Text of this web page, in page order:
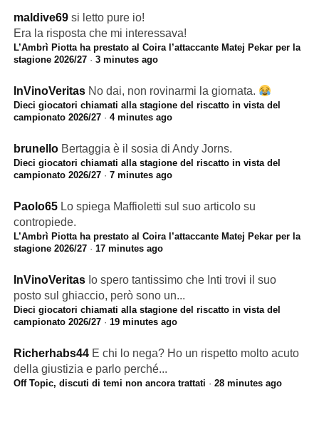
maldive69 si letto pure io!
Era la risposta che mi interessava!
L’Ambrì Piotta ha prestato al Coira l’attaccante Matej Pekar per la
stagione 2026/27· 3 minutes ago
InVinoVeritas No dai, non rovinarmi la giornata.
Dieci giocatori chiamati alla stagione del riscatto in vista del
campionato 2026/27· 4 minutes ago
brunello Bertaggia è il sosia di Andy Jorns.
Dieci giocatori chiamati alla stagione del riscatto in vista del
campionato 2026/27· 7 minutes ago
Paolo65 Lo spiega Maffioletti sul suo articolo su
contropiede.
L’Ambrì Piotta ha prestato al Coira l’attaccante Matej Pekar per la
stagione 2026/27· 17 minutes ago
InVinoVeritas Io spero tantissimo che Inti trovi il suo
posto sul ghiaccio, però sono un...
Dieci giocatori chiamati alla stagione del riscatto in vista del
campionato 2026/27· 19 minutes ago
Richerhabs44 E chi lo nega? Ho un rispetto molto acuto
della giustizia e parlo perché...
Off Topic, discuti di temi non ancora trattati · 28 minutes ago